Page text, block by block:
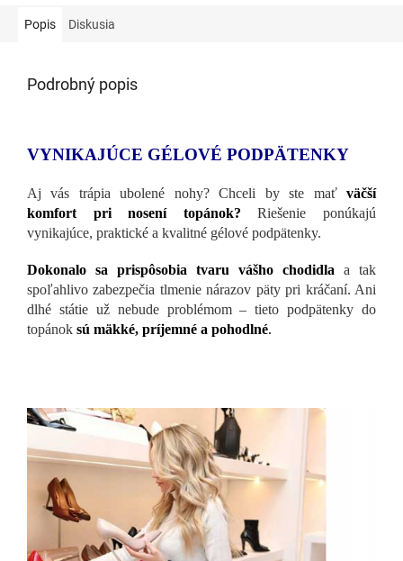
Popis Diskusia
Podrobný popis
VYNIKAJÚCE GÉLOVÉ PODPÄTENKY
Aj vás trápia ubolené nohy? Chceli by ste mať väčší
komfort pri nosení topánok? Riešenie ponúkajú
vynikajúce, praktické a kvalitné gélové podpätenky.
Dokonalo sa prispôsobia tvaru vášho chodidla a tak
spoľahlivo zabezpečia tlmenie nárazov päty pri kráčaní. Ani
dlhé státie už nebude problémom – tieto podpätenky do
topánok sú mäkké, príjemné a pohodlné.